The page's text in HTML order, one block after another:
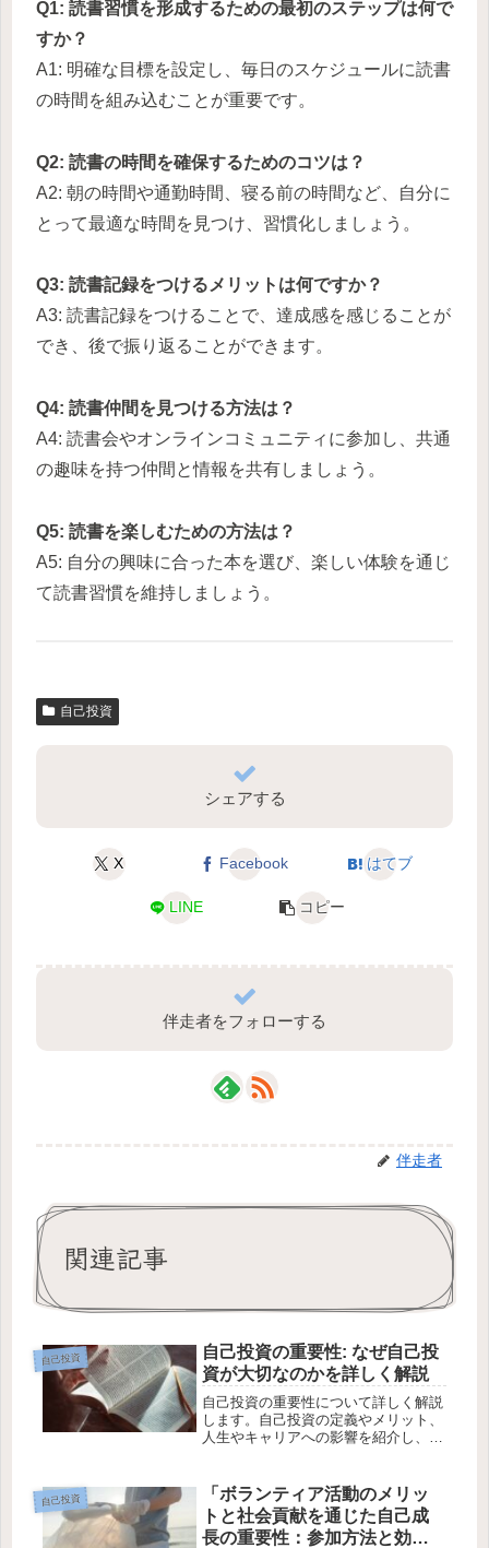
Q1: 読書習慣を形成するための最初のステップは何で
すか？
A1: 明確な目標を設定し、毎日のスケジュールに読書
の時間を組み込むことが重要です。
Q2: 読書の時間を確保するためのコツは？
A2: 朝の時間や通勤時間、寝る前の時間など、自分に
とって最適な時間を見つけ、習慣化しましょう。
Q3: 読書記録をつけるメリットは何ですか？
A3: 読書記録をつけることで、達成感を感じることが
でき、後で振り返ることができます。
Q4: 読書仲間を見つける方法は？
A4: 読書会やオンラインコミュニティに参加し、共通
の趣味を持つ仲間と情報を共有しましょう。
Q5: 読書を楽しむための方法は？
A5: 自分の興味に合った本を選び、楽しい体験を通じ
て読書習慣を維持しましょう。
自己投資
シェアする
X Facebook はてブ
LINE コピー
伴走者をフォローする
伴走者
関連記事
自己投資
自己投資の重要性: なぜ自己投
資が大切なのかを詳しく解説
自己投資の重要性について詳しく解説
します。自己投資の定義やメリット、
人生やキャリアへの影響を紹介し、自
健康管理、自己啓発など、多岐にわた
る自己投資の方法を詳しく説明しま
す。
自己投資
「ボランティア活動のメリッ
トと社会貢献を通じた自己成
長の重要性：参加方法と効果